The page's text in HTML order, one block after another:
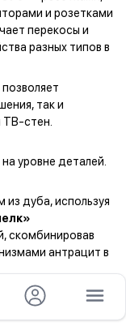
и розетками
перекосы и
разных типов в
так и
ТВ-стен.
уровне деталей.
дуба, используя
скомбинировав
антрацит в
рамки
фартука из